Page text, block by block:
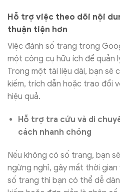
Hỗ trợ việc theo dõi nội
thuận tiện hơn
Việc đánh số trang trong
một công cụ hữu ích để quản
Trong một tài liệu dài, bạn sẽ
kiếm, trích dẫn hoặc trao đổi
hiệu quả.
Hỗ trợ tra cứu và di
cách nhanh chóng
Nếu không có số trang, bạn
ngừng nghỉ, gây mất thời gian
số trang thì bạn có thể dễ